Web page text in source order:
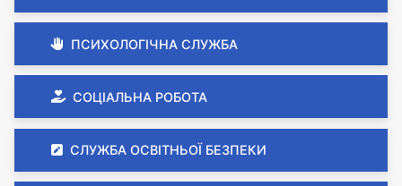
ПСИХОЛОГІЧНА СЛУЖБА
СОЦІАЛЬНА РОБОТА
СЛУЖБА ОСВІТНЬОЇ БЕЗПЕКИ